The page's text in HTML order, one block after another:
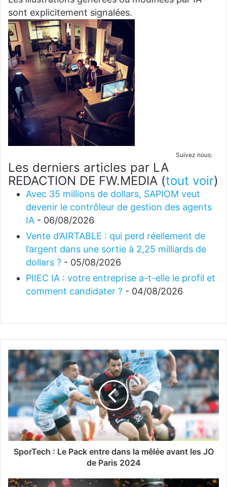
sont explicitement signalées.
Suivez nous:
Les derniers articles par LA
REDACTION DE FW.MEDIA (tout voir)
Avec 35 millions de dollars, SAPIOM veut
devenir le contrôleur de gestion des agents
IA - 06/08/2026
Vente d’AIRTABLE : qui perd réellement de
l’argent dans une sortie à 2,25 milliards de
dollars ? - 05/08/2026
PIIEC IA : votre entreprise a-t-elle le profil et
comment candidater ? - 04/08/2026
SporTech : Le Pack entre dans la mêlée avant les JO
de Paris 2024